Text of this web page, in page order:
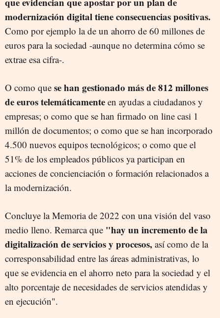
modernización digital tiene consecuencias positivas.
Como por ejemplo la de un ahorro de 60 millones de
euros para la sociedad -aunque no determina cómo se
extrae esa cifra-.
O como que se han gestionado más de 812 millones
de euros telemáticamente en ayudas a ciudadanos y
empresas; o como que se han firmado on line casi 1
millón de documentos; o como que se han incorporado
4.500 nuevos equipos tecnológicos; o como que el
51% de los empleados públicos ya participan en
acciones de concienciación o formación relacionados a
la modernización.
Concluye la Memoria de 2022 con una visión del vaso
medio lleno. Remarca que "hay un incremento de la
digitalización de servicios y procesos, así como de la
corresponsabilidad entre las áreas administrativas, lo
que se evidencia en el ahorro neto para la sociedad y el
alto porcentaje de necesidades de servicios atendidas y
en ejecución".